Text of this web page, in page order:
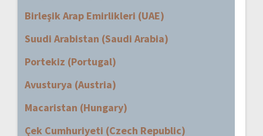
Birleşik Arap Emirlikleri (UAE)
Suudi Arabistan (Saudi Arabia)
Portekiz (Portugal)
Avusturya (Austria)
Macaristan (Hungary)
Çek Cumhuriyeti (Czech Republic)